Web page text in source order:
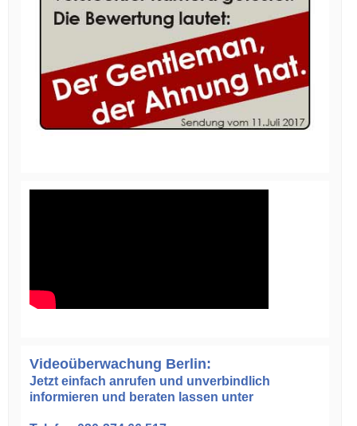
Videoüberwachung Berlin:
Jetzt einfach anrufen und unverbindlich
informieren und beraten lassen unter